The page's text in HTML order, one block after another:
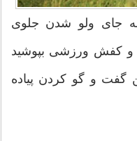
جای ولو شدن جلوی
و کفش ورزشی بپوشید
گفت و گو کردن پیاده